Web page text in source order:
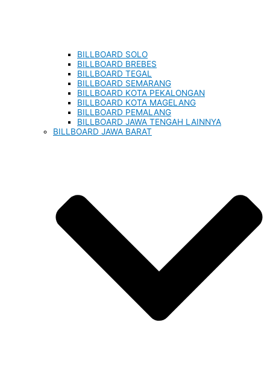
BILLBOARD SOLO
BILLBOARD BREBES
BILLBOARD TEGAL
BILLBOARD SEMARANG
BILLBOARD KOTA PEKALONGAN
BILLBOARD KOTA MAGELANG
BILLBOARD PEMALANG
BILLBOARD JAWA TENGAH LAINNYA
BILLBOARD JAWA BARAT